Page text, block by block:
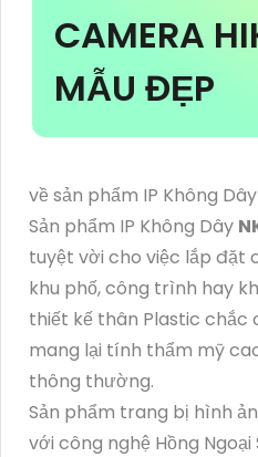
CAMERA
MẪU ĐẸP
về sản phẩm IP Không Dây
Sản phẩm IP Không Dây
tuyệt vời cho việc lắp đặt
khu phố, công trình hay
thiết kế thân Plastic chắc
mang lại tính thẩm mỹ
thông thường.
Sản phẩm trang bị hình
với công nghệ Hồng